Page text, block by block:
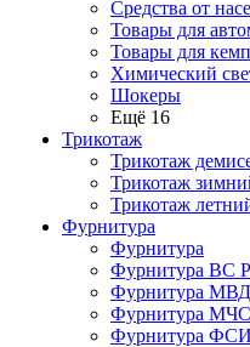
Средства от
Товары для
Товары для
Химический
Шокеры
Ещё 16
Трикотаж
Трикотаж
Трикотаж
Трикотаж
Фурнитура
Фурнитура
Фурнитура ВС
Фурнитура МВД
Фурнитура МЧС
Фурнитура